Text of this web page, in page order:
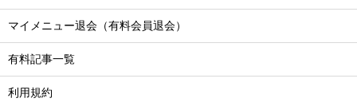
マイメニュー退会（有料会員退会）
有料記事一覧
利用規約